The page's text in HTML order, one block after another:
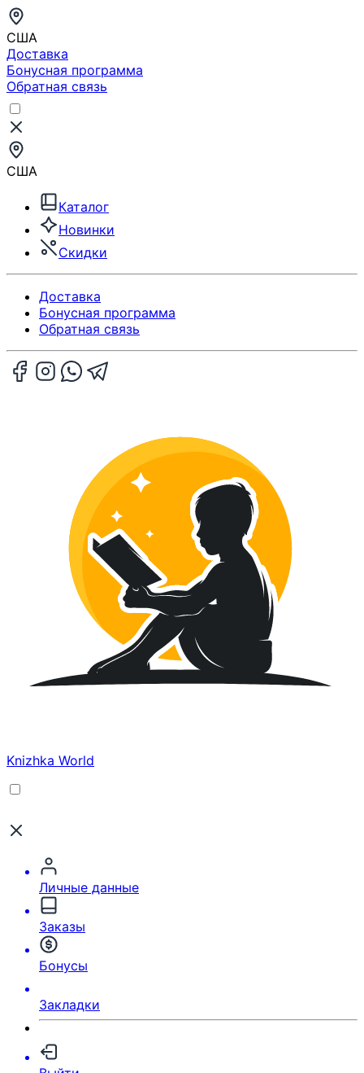
США
Доставка
Бонусная программа
Обратная связь
США
Каталог
Новинки
Скидки
Доставка
Бонусная программа
Обратная связь
Knizhka World
Личные данные
Заказы
Бонусы
Закладки